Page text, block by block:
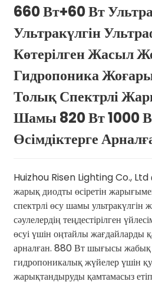
660 Вт+60 Вт
Ультракүлгін
Көтерілген Жасыл
Гидропоника
Толық Спектрлі
Шамы 820 Вт 1000
Өсімдіктерге
Huizhou Risen Lighting Co.,
жарық диодты өсіретін
спектрлі өсу шамы
сәулелердің теңдестірілген
өсуі үшін оңтайлы жағдайларды
арналған. 880 Вт шығысы
гидропоникалық жүйелер үшін
жарықтандыруды қамтамасыз